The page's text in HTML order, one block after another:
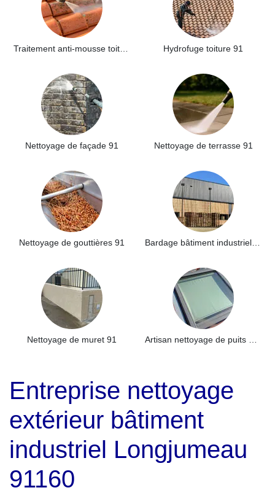
Hydrofuge toiture 91
Nettoyage de façade 91 Nettoyage de terrasse 91
Nettoyage de gouttières 91
Nettoyage de muret 91
Entreprise nettoyage
extérieur bâtiment
industriel Longjumeau
91160